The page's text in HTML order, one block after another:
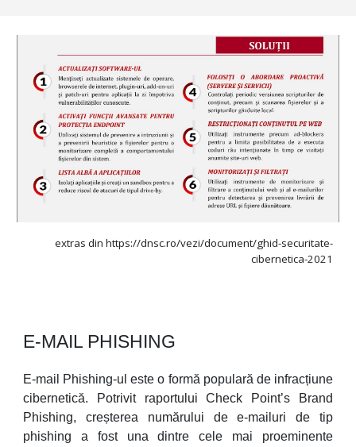
extras din https://dnsc.ro/vezi/document/ghid-securitate-
cibernetica-2021
E-MAIL PHISHING
E-mail Phishing-ul este o formă populară de infracțiune
cibernetică. Potrivit raportului Check Point’s Brand
Phishing, creșterea numărului de e-mailuri de tip
phishing a fost una dintre cele mai proeminente